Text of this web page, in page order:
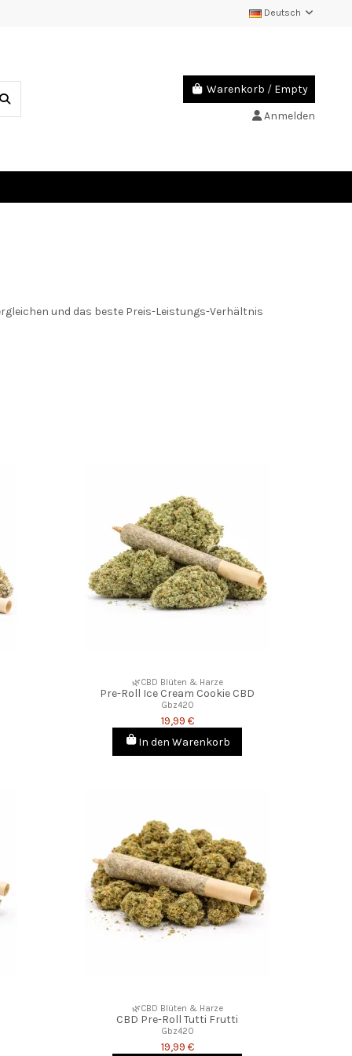
Deutsch
Warenkorb / Empty
Anmelden
und das beste Preis-Leistungs-Verhältnis
🌿CBD Blüten & Harze
Pre-Roll Ice Cream Cookie CBD
Gbz420
19,99 €
In den Warenkorb
🌿CBD Blüten & Harze
CBD Pre-Roll Tutti Frutti
Gbz420
19,99 €